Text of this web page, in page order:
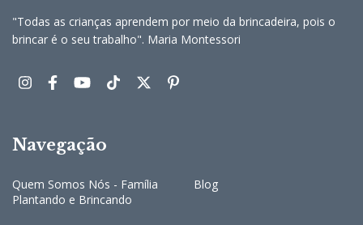
"Todas as crianças aprendem por meio da brincadeira, pois o
brincar é o seu trabalho". Maria Montessori
Navegação
Quem Somos Nós - Família
Plantando e Brincando
Blog